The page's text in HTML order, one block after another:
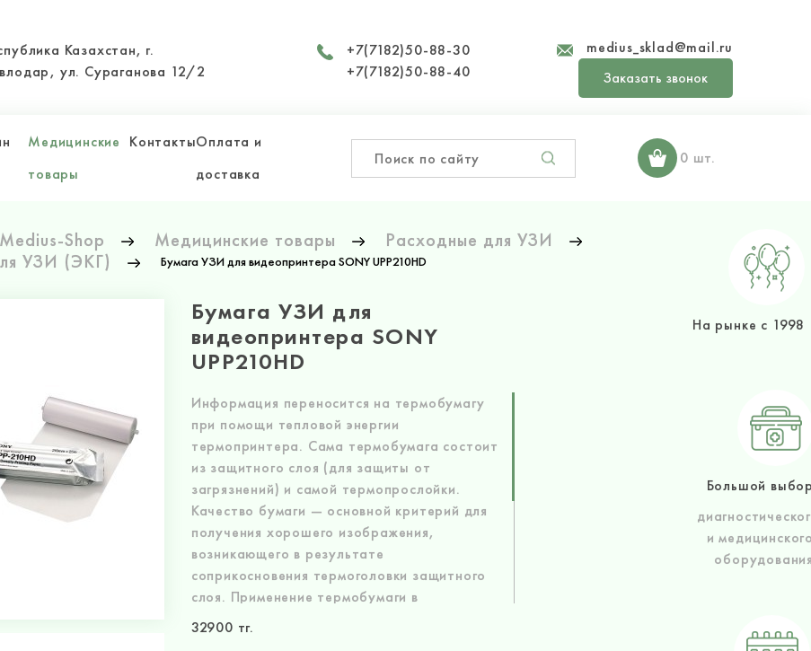
Казахстан, г.
ул. Сураганова 12/2
+7(7182)50-88-30
+7(7182)50-88-40
medius_sklad@mail.ru
Заказать звонок
Медицинские
товары
КонтактыОплата и
доставка
0 шт.
Shop Медицинские товары
Расходные для УЗИ
УЗИ (ЭКГ)
Бумага УЗИ для видеопринтера SONY UPP210HD
Бумага УЗИ для
видеопринтера SONY
UPP210HD
Информация переносится на термобумагу
при помощи тепловой энергии
термопринтера. Сама термобумага состоит
из защитного слоя (для защиты от
загрязнений) и самой термопрослойки.
Качество бумаги — основной критерий для
получения хорошего изображения,
возникающего в результате
соприкосновения термоголовки защитного
слоя. Применение термобумаги в
различного рода приборах дает быструю
32900 тг.
На рынке с 1998
Большой
и